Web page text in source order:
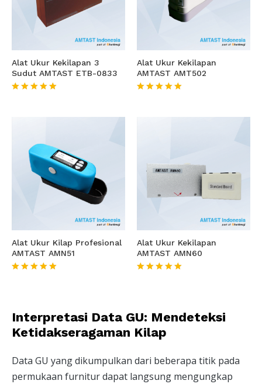
Alat Ukur Kekilapan 3
Sudut AMTAST ETB-0833
Alat Ukur Kekilapan
AMTAST AMT502
Alat Ukur Kilap Profesional
AMTAST AMN51
Alat Ukur Kekilapan
AMTAST AMN60
Interpretasi Data GU: Mendeteksi
Ketidakseragaman Kilap
Data GU yang dikumpulkan dari beberapa titik pada
permukaan furnitur dapat langsung mengungkap